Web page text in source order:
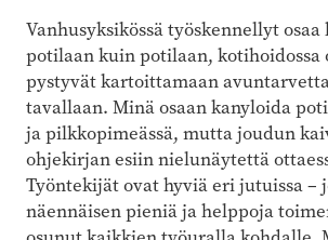
Vanhusyksikössä työskennellyt
potilaan kuin potilaan, kotihoidossa
pystyvät kartoittamaan
tavallaan. Minä osaan kanyloida
ja pilkkopimeässä, mutta joudun
ohjekirjan esiin nielunäytettä
Työntekijät ovat hyviä eri jutuissa –
näennäisen pieniä ja helppoja